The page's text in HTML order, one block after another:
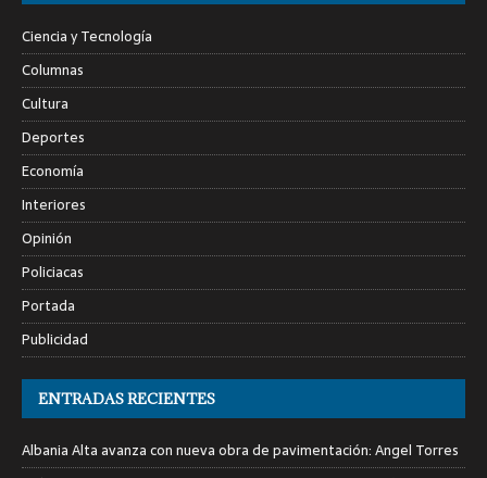
Ciencia y Tecnología
Columnas
Cultura
Deportes
Economía
Interiores
Opinión
Policiacas
Portada
Publicidad
ENTRADAS RECIENTES
Albania Alta avanza con nueva obra de pavimentación: Angel Torres